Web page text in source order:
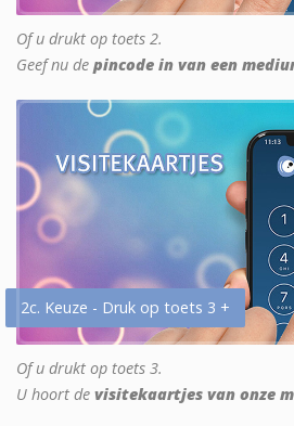
Of u drukt op toets 2.
Geef nu de pincode in van een
2c. Keuze - Druk op toets 3 +
Of u drukt op toets 3.
U hoort de visitekaartjes van onze